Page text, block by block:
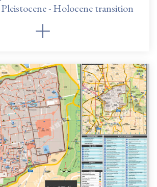
- Holocene transition